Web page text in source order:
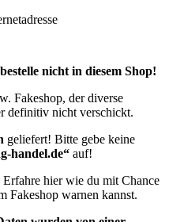
nicht in diesem Shop!
Fakeshop, der diverse
definitiv nicht verschickt.
geliefert! Bitte gebe keine
handel.de“ auf!
Erfahre hier wie du mit Chance
Fakeshop warnen kannst.